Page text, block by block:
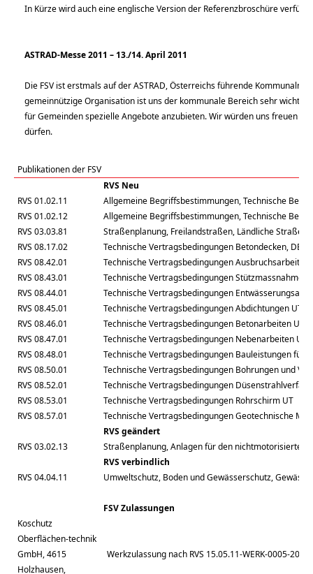
In Kürze wird auch eine englische Version der Referenzbroschüre
ASTRAD-Messe 2011 – 13./14. April 2011
Die FSV ist erstmals auf der ASTRAD, Österreichs führende
gemeinnützige Organisation ist uns der kommunale Bereich sehr
für Gemeinden spezielle Angebote anzubieten. Wir würden uns freuen
dürfen.
Publikationen der FSV
RVS Neu
RVS 01.02.11
Allgemeine Begriffsbestimmungen, Technische
RVS 01.02.12
Allgemeine Begriffsbestimmungen, Technische
RVS 03.03.81
Straßenplanung, Freilandstraßen, Ländliche
RVS 08.17.02
Technische Vertragsbedingungen Betondecken,
RVS 08.42.01
Technische Vertragsbedingungen Ausbruchsarbeiten
RVS 08.43.01
Technische Vertragsbedingungen Stützmassnahmen
RVS 08.44.01
Technische Vertragsbedingungen
RVS 08.45.01
Technische Vertragsbedingungen Abdichtungen UT
RVS 08.46.01
Technische Vertragsbedingungen Betonarbeiten UT
RVS 08.47.01
Technische Vertragsbedingungen Nebenarbeiten UT
RVS 08.48.01
Technische Vertragsbedingungen Bauleistungen für
RVS 08.50.01
Technische Vertragsbedingungen Bohrungen und
RVS 08.52.01
Technische Vertragsbedingungen
RVS 08.53.01
Technische Vertragsbedingungen Rohrschirm UT
RVS 08.57.01
Technische Vertragsbedingungen Geotechnische
RVS geändert
RVS 03.02.13
Straßenplanung, Anlagen für den nichtmotorisierten
RVS verbindlich
RVS 04.04.11
Umweltschutz, Boden und Gewässerschutz,
FSV Zulassungen
Koschutz
Oberflächen-technik
GmbH, 4615
Holzhausen,
Werkzulassung nach RVS 15.05.11-WERK-0005-2010